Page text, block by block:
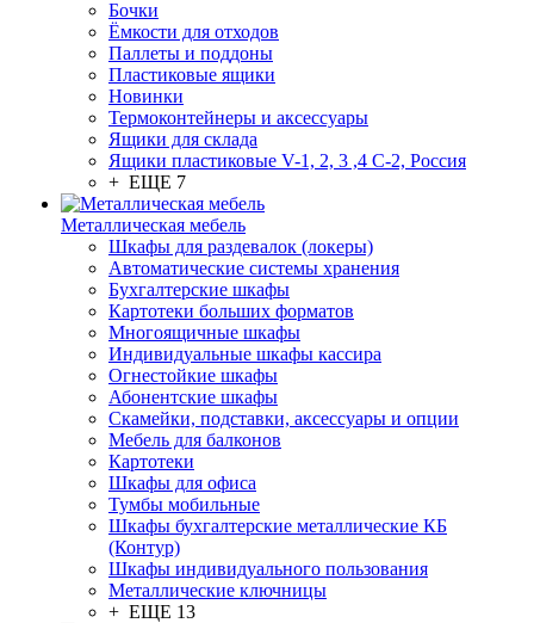
Бочки
Ёмкости для отходов
Паллеты и поддоны
Пластиковые ящики
Новинки
Термоконтейнеры и аксессуары
Ящики для склада
Ящики пластиковые V-1, 2, 3 ,4 С-2, Россия
+ ЕЩЕ 7
Металлическая мебель
Шкафы для раздевалок (локеры)
Автоматические системы хранения
Бухгалтерские шкафы
Картотеки больших форматов
Многоящичные шкафы
Индивидуальные шкафы кассира
Огнестойкие шкафы
Абонентские шкафы
Скамейки, подставки, аксессуары и опции
Мебель для балконов
Картотеки
Шкафы для офиса
Тумбы мобильные
Шкафы бухгалтерские металлические КБ
(Контур)
Шкафы индивидуального пользования
Металлические ключницы
+ ЕЩЕ 13